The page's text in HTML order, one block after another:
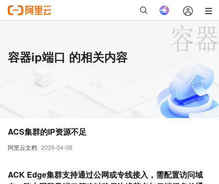
容器ip端口 的相关内容
阿里云文档 2026-04-08
ACS集群的IP资源不足
ACK Edge集群支持通过公网或专线接入，需配置访问域